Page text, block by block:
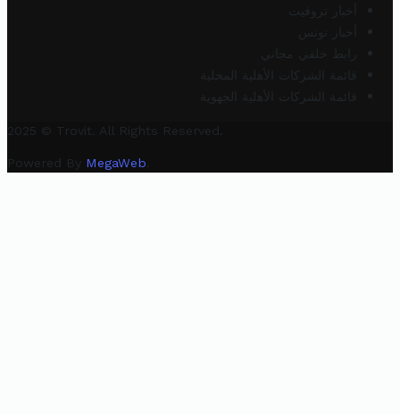
أخبار تروفيت
أخبار تونس
رابط خلفي مجاني
قائمة الشركات الأهلية المحلية
قائمة الشركات الأهلية الجهوية
2025 © Trovit. All Rights Reserved.
Powered By MegaWeb